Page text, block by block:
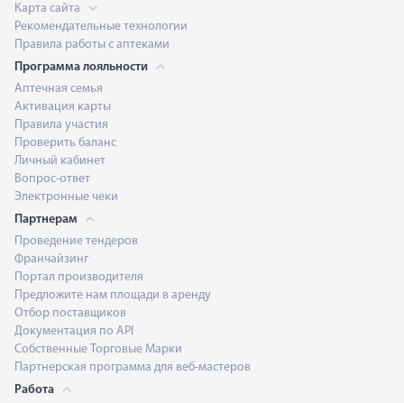
Карта сайта
Рекомендательные технологии
Правила работы с аптеками
Программа лояльности
Аптечная семья
Активация карты
Правила участия
Проверить баланс
Личный кабинет
Вопрос-ответ
Электронные чеки
Партнерам
Проведение тендеров
Франчайзинг
Портал производителя
Предложите нам площади в аренду
Отбор поставщиков
Документация по API
Собственные Торговые Марки
Партнерская программа для веб-мастеров
Работа